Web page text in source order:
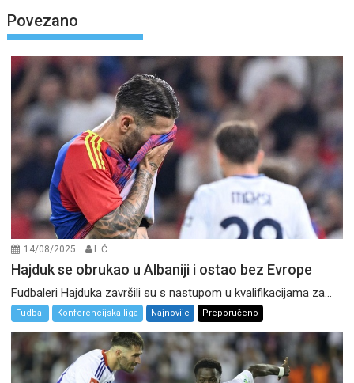
Povezano
14/08/2025 I. Ć.
Hajduk se obrukao u Albaniji i ostao bez Evrope
Fudbaleri Hajduka završili su s nastupom u kvalifikacijama za...
Fudbal Konferencijska liga Najnovije Preporučeno